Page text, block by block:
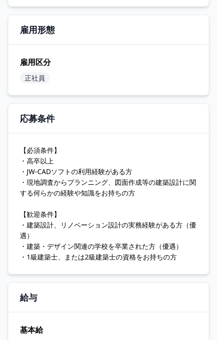
雇用形態
雇用区分
正社員
応募条件
【必須条件】
・高卒以上
・JW-CADソフトの利用経験がある方
・現地調査からプランニング、図面作成等の建築設計に関
する何らかの経験や知識をお持ちの方
【歓迎条件】
・建築設計、リノベーション設計の実務経験がある方（優
遇）
・建築・デザイン関連の学校を卒業された方（優遇）
・1級建築士、または2級建築士の資格をお持ちの方
給与
基本給